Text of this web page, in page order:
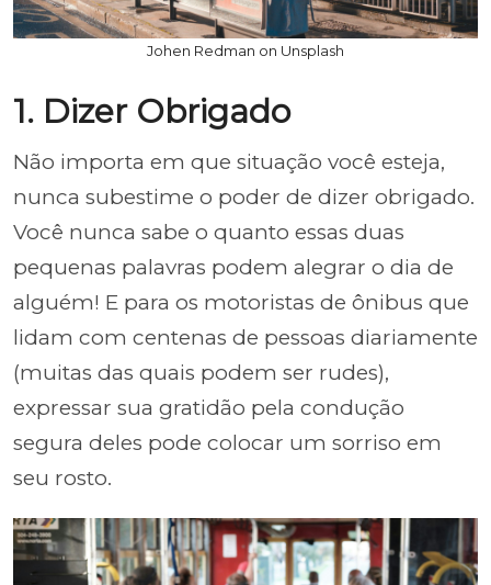
Johen Redman on Unsplash
1. Dizer Obrigado
Não importa em que situação você esteja,
nunca subestime o poder de dizer obrigado.
Você nunca sabe o quanto essas duas
pequenas palavras podem alegrar o dia de
alguém! E para os motoristas de ônibus que
lidam com centenas de pessoas diariamente
(muitas das quais podem ser rudes),
expressar sua gratidão pela condução
segura deles pode colocar um sorriso em
seu rosto.